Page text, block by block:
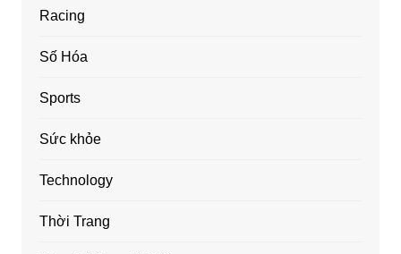
Racing
Số Hóa
Sports
Sức khỏe
Technology
Thời Trang